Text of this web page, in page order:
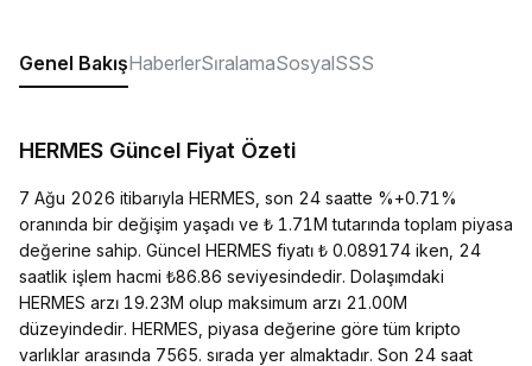
Genel BakışHaberlerSıralamaSosyalSSS
HERMES Güncel Fiyat Özeti
7 Ağu 2026 itibarıyla HERMES, son 24 saatte %+0.71%
oranında bir değişim yaşadı ve ₺ 1.71M tutarında toplam piyasa
değerine sahip. Güncel HERMES fiyatı ₺ 0.089174 iken, 24
saatlik işlem hacmi ₺86.86 seviyesindedir. Dolaşımdaki
HERMES arzı 19.23M olup maksimum arzı 21.00M
düzeyindedir. HERMES, piyasa değerine göre tüm kripto
varlıklar arasında 7565. sırada yer almaktadır. Son 24 saat